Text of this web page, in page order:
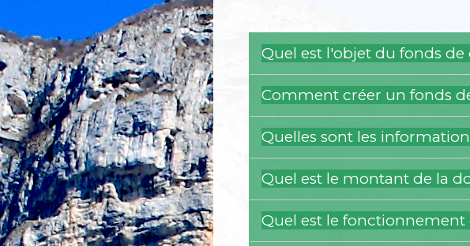
Quel est l'objet du fonds de
Comment créer un fonds
Quelles sont les
Quel est le montant de la
Quel est le